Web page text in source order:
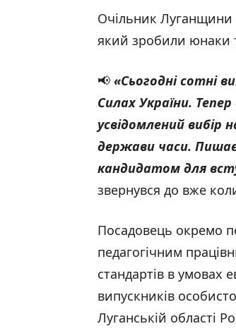
Очільник Луганщини
який зробили юнаки
📢 «Сьогодні сотні
Силах України.
усвідомлений вибір
держави часи.
кандидатом для
звернувся до вже
Посадовець окремо
педагогічним
стандартів в умовах
випускників
Луганській області